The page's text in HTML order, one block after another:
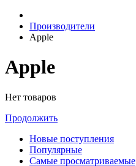
Производители
Apple
Apple
Нет товаров
Продолжить
Новые поступления
Популярные
Самые просматриваемые